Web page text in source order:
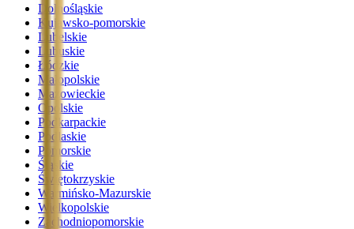
Dolnośląskie
Kujawsko-pomorskie
Lubelskie
Lubuskie
Łódzkie
Małopolskie
Mazowieckie
Opolskie
Podkarpackie
Podlaskie
Pomorskie
Śląskie
Świętokrzyskie
Warmińsko-Mazurskie
Wielkopolskie
Zachodniopomorskie